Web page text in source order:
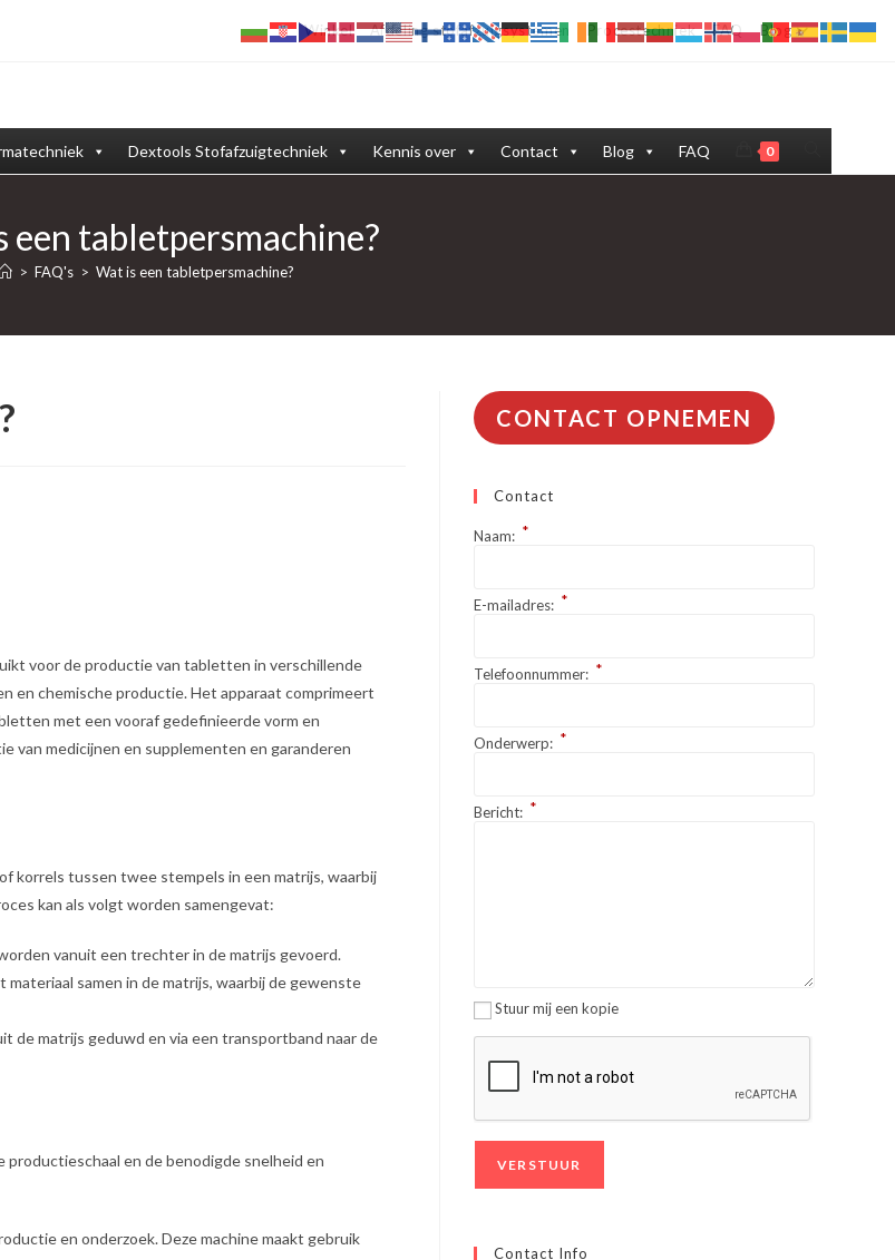
Winkel Afdeling stofafzuigsystemen Procestechniek FAQ Blog
Dextools Stofafzuigtechniek Kennis over Contact Blog FAQ 0
een tabletpersmachine?
> FAQ's > Wat is een tabletpersmachine?
voor de productie van tabletten in verschillende
en chemische productie. Het apparaat comprimeert
met een vooraf gedefinieerde vorm en
van medicijnen en supplementen en garanderen
korrels tussen twee stempels in een matrijs, waarbij
kan als volgt worden samengevat:
vanuit een trechter in de matrijs gevoerd.
samen in de matrijs, waarbij de gewenste
de matrijs geduwd en via een transportband naar de
en de benodigde snelheid en
en onderzoek. Deze machine maakt gebruik
CONTACT OPNEMEN
Contact
Naam: *
E-mailadres: *
Telefoonnummer: *
Onderwerp: *
Bericht: *
Stuur mij een kopie
Contact Info